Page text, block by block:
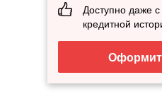
Доступно даже
кредитной